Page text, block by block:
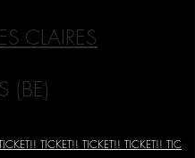
CLAIRES
(BE)
TICKET!! TICKET!! TICKET!! TIC